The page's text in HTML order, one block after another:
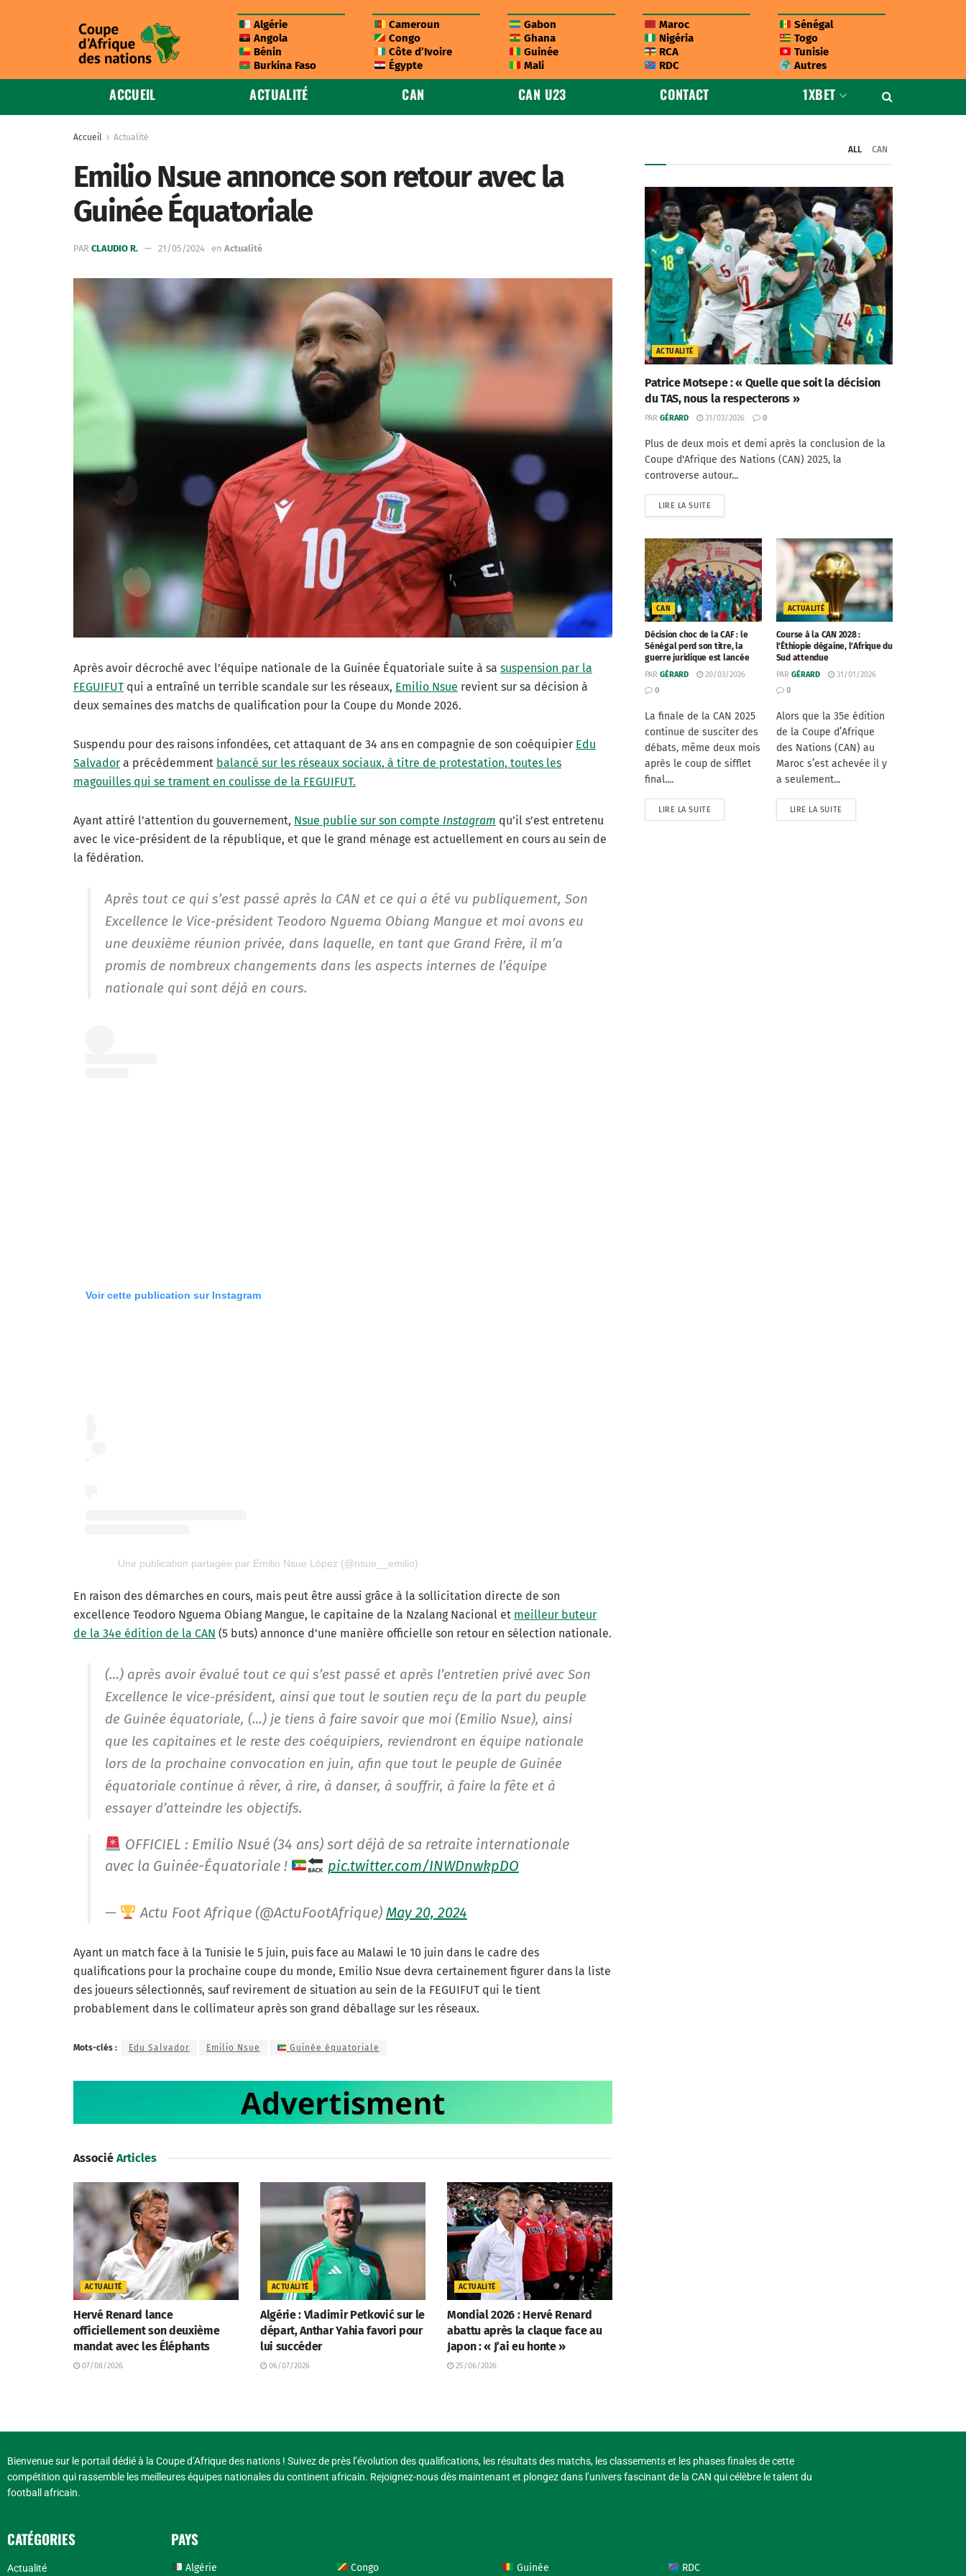
Algérie
Angola
Bénin
Burkina Faso
Cameroun
Congo
Côte d’Ivoire
Égypte
Gabon
Ghana
Guinée
Mali
Maroc
Nigéria
RCA
RDC
Sénégal
Togo
Tunisie
Autres
ACCUEIL ACTUALITÉ CAN CAN U23 CONTACT 1XBET
Accueil Actualité
Emilio Nsue annonce son retour avec la
Guinée Équatoriale
PAR CLAUDIO R. 21/05/2024 en Actualité
Après avoir décroché avec l’équipe nationale de la Guinée Équatoriale suite à sa suspension par la
FEGUIFUT qui a entraîné un terrible scandale sur les réseaux, Emilio Nsue revient sur sa décision à
deux semaines des matchs de qualification pour la Coupe du Monde 2026.
Suspendu pour des raisons infondées, cet attaquant de 34 ans en compagnie de son coéquipier Edu
Salvador a précédemment balancé sur les réseaux sociaux, à titre de protestation, toutes les
magouilles qui se trament en coulisse de la FEGUIFUT.
Ayant attiré l’attention du gouvernement, Nsue publie sur son compte Instagram qu’il s’est entretenu
avec le vice-président de la république, et que le grand ménage est actuellement en cours au sein de
la fédération.
Après tout ce qui s’est passé après la CAN et ce qui a été vu publiquement, Son
Excellence le Vice-président Teodoro Nguema Obiang Mangue et moi avons eu
une deuxième réunion privée, dans laquelle, en tant que Grand Frère, il m’a
promis de nombreux changements dans les aspects internes de l’équipe
nationale qui sont déjà en cours.
Voir cette publication sur Instagram
Une publication partagée par Emilio Nsue López (@nsue__emilio)
En raison des démarches en cours, mais peut être aussi grâce à la sollicitation directe de son
excellence Teodoro Nguema Obiang Mangue, le capitaine de la Nzalang Nacional et meilleur buteur
de la 34e édition de la CAN (5 buts) annonce d’une manière officielle son retour en sélection nationale.
(…) après avoir évalué tout ce qui s’est passé et après l’entretien privé avec Son
Excellence le vice-président, ainsi que tout le soutien reçu de la part du peuple
de Guinée équatoriale, (…) je tiens à faire savoir que moi (Emilio Nsue), ainsi
que les capitaines et le reste des coéquipiers, reviendront en équipe nationale
lors de la prochaine convocation en juin, afin que tout le peuple de Guinée
équatoriale continue à rêver, à rire, à danser, à souffrir, à faire la fête et à
essayer d’atteindre les objectifs.
OFFICIEL : Emilio Nsué (34 ans) sort déjà de sa retraite internationale
avec la Guinée-Équatoriale !
pic.twitter.com/INWDnwkpDO
— Actu Foot Afrique (@ActuFootAfrique) May 20, 2024
Ayant un match face à la Tunisie le 5 juin, puis face au Malawi le 10 juin dans le cadre des
qualifications pour la prochaine coupe du monde, Emilio Nsue devra certainement figurer dans la liste
des joueurs sélectionnés, sauf revirement de situation au sein de la FEGUIFUT qui le tient
probablement dans le collimateur après son grand déballage sur les réseaux.
Mots-clés : Edu Salvador Emilio Nsue Guinée équatoriale
Associé Articles
ACTUALITÉ
Hervé Renard lance
officiellement son deuxième
mandat avec les Éléphants
07/08/2026
ACTUALITÉ
Algérie : Vladimir Petković sur le
départ, Anthar Yahia favori pour
lui succéder
06/07/2026
ACTUALITÉ
Mondial 2026 : Hervé Renard
abattu après la claque face au
Japon : « J’ai eu honte »
25/06/2026
ALL CAN
ACTUALITÉ
Patrice Motsepe : « Quelle que soit la décision
du TAS, nous la respecterons »
PAR GÉRARD 31/03/2026 0
Plus de deux mois et demi après la conclusion de la
Coupe d'Afrique des Nations (CAN) 2025, la
controverse autour...
LIRE LA SUITE
CAN
Décision choc de la CAF : le
Sénégal perd son titre, la
guerre juridique est lancée
PAR GÉRARD
20/03/2026
0
La finale de la CAN 2025
continue de susciter des
débats, même deux mois
après le coup de sifflet
final....
LIRE LA SUITE
ACTUALITÉ
Course à la CAN 2028 :
l’Éthiopie dégaine, l’Afrique du
Sud attendue
PAR GÉRARD
31/01/2026
0
Alors que la 35e édition
de la Coupe d’Afrique
des Nations (CAN) au
Maroc s’est achevée il y
a seulement...
LIRE LA SUITE
Bienvenue sur le portail dédié à la Coupe d’Afrique des nations ! Suivez de près l’évolution des qualifications, les résultats des matchs, les classements et les phases finales de cette
compétition qui rassemble les meilleures équipes nationales du continent africain. Rejoignez-nous dès maintenant et plongez dans l’univers fascinant de la CAN qui célèbre le talent du
football africain.
CATÉGORIES
Actualité
PAYS
Algérie Congo Guinée RDC